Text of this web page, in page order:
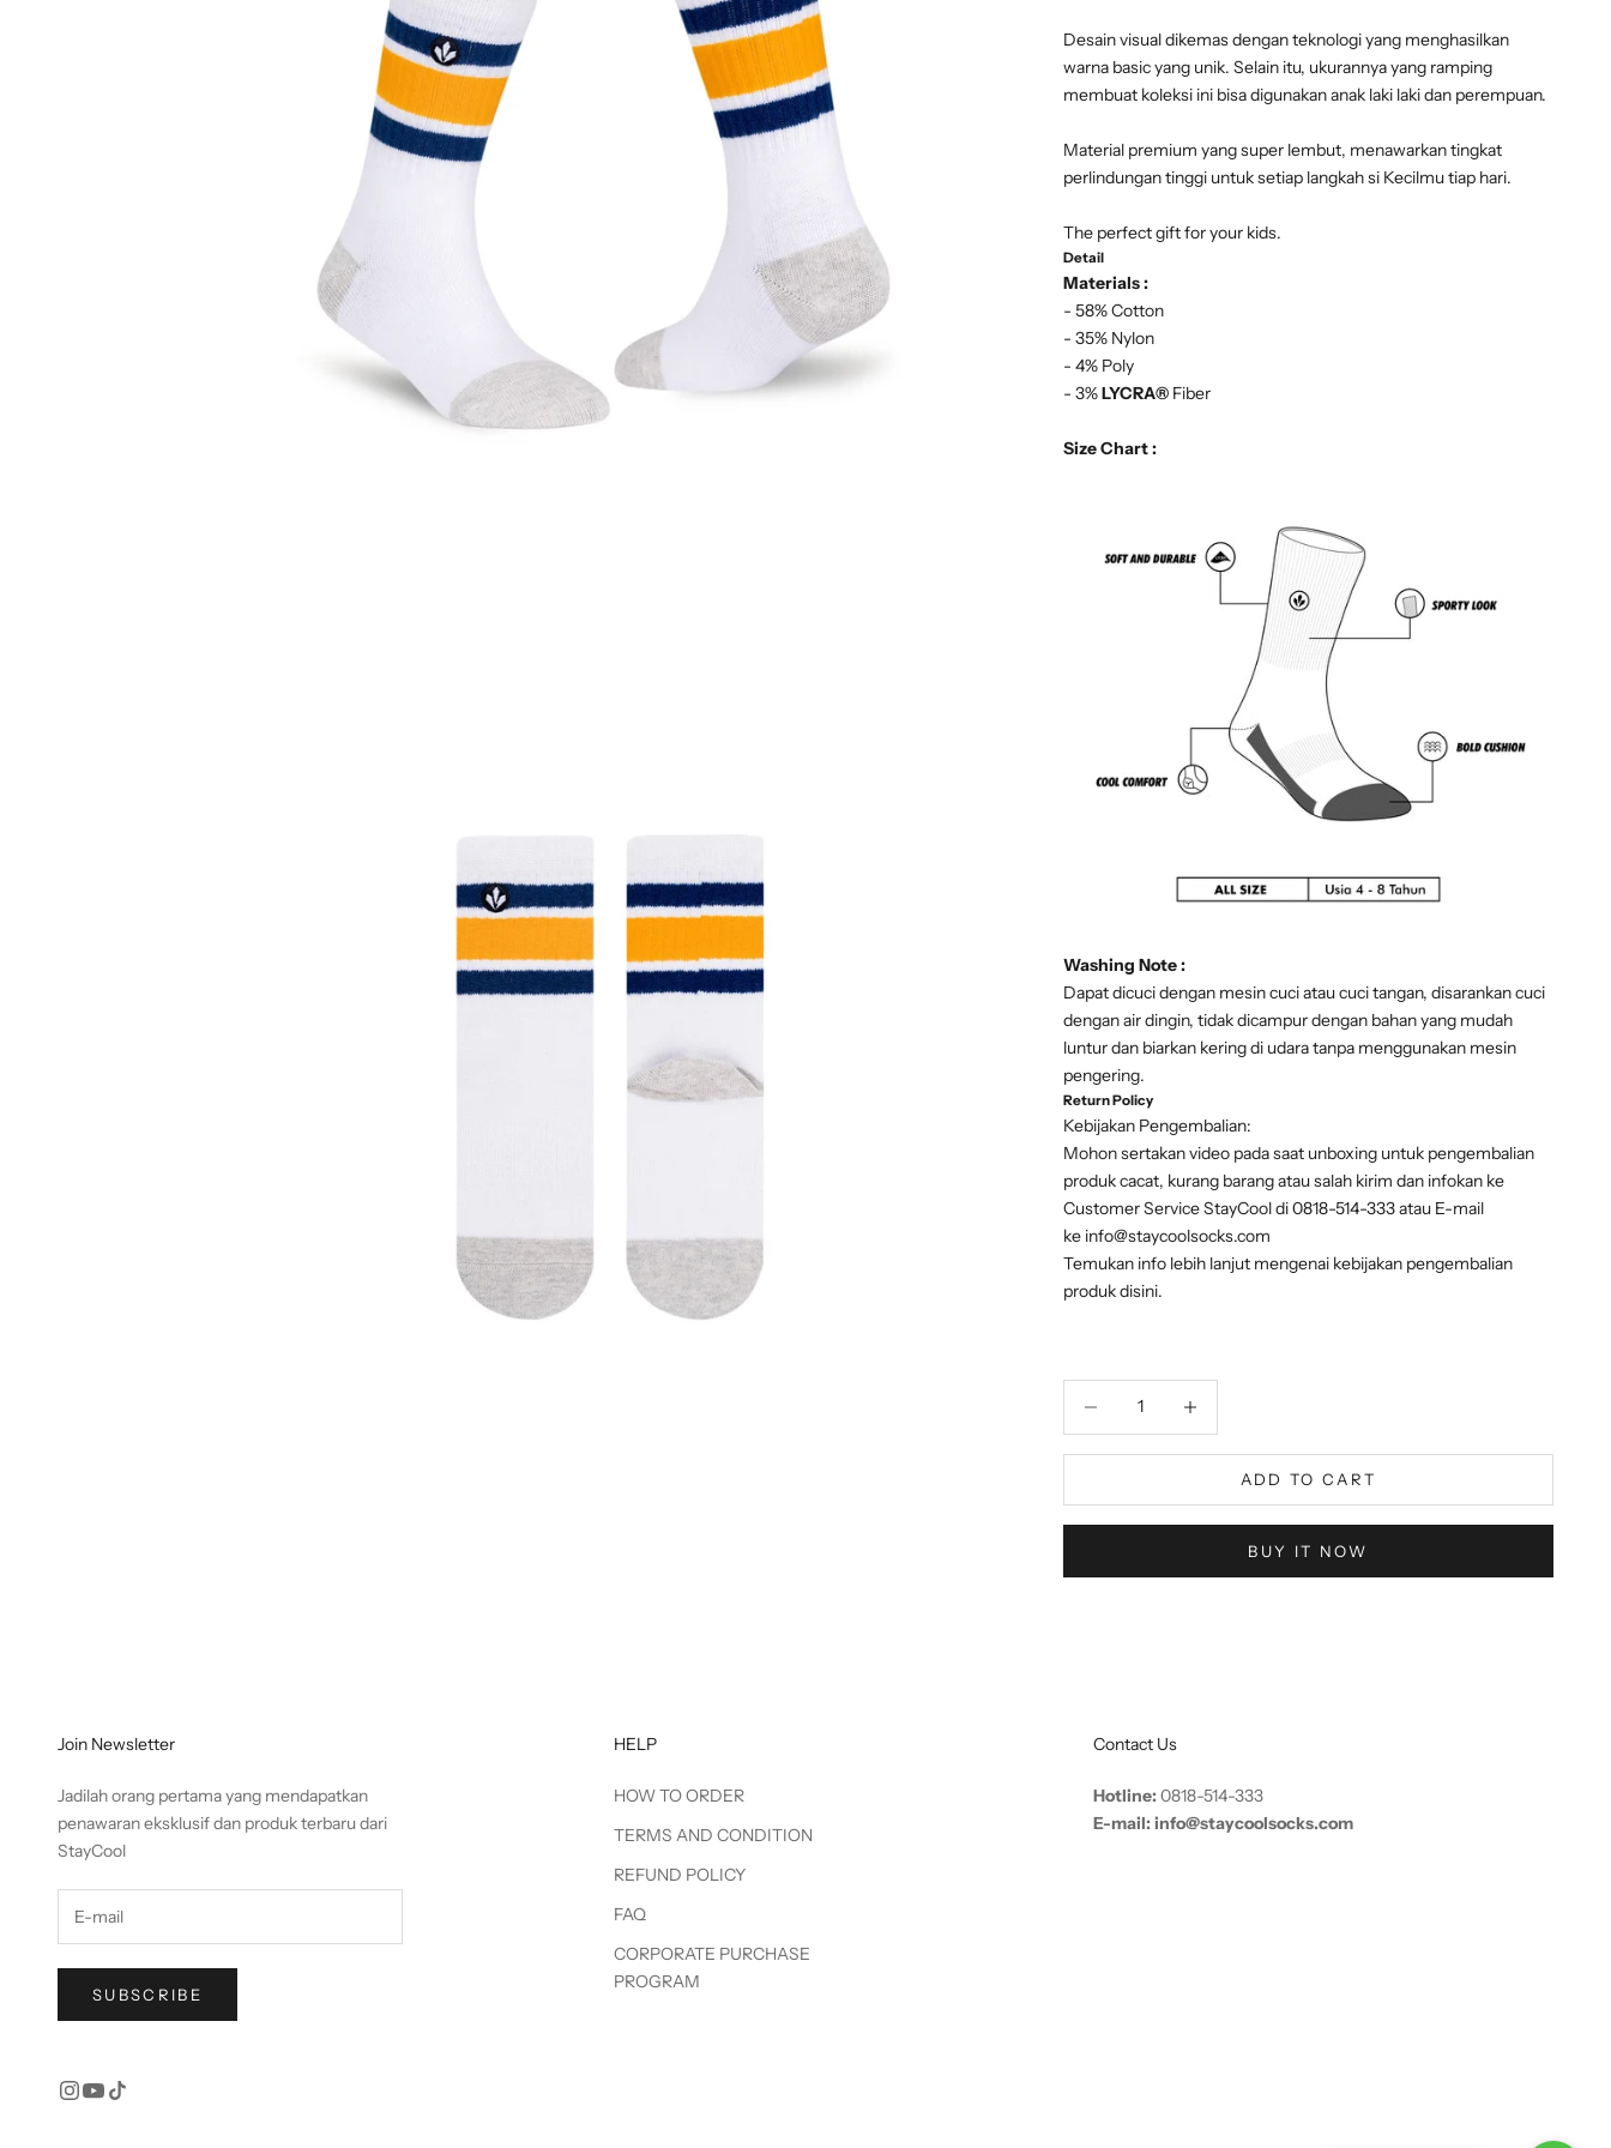
Desain visual dikemas dengan teknologi yang menghasilkan
warna basic yang unik. Selain itu, ukurannya yang ramping
membuat koleksi ini bisa digunakan anak laki laki dan perempuan.
Material premium yang super lembut, menawarkan tingkat
perlindungan tinggi untuk setiap langkah si Kecilmu tiap hari.
The perfect gift for your kids.
Detail
Materials :
- 58% Cotton
- 35% Nylon
- 4% Poly
- 3%LYCRA® Fiber
Size Chart :
Washing Note :
Dapat dicuci dengan mesin cuci atau cuci tangan, disarankan cuci
dengan air dingin, tidak dicampur dengan bahan yang mudah
luntur dan biarkan kering di udara tanpa menggunakan mesin
pengering.
Return Policy
Kebijakan Pengembalian:
Mohon sertakan video pada saat unboxing untuk pengembalian
produk cacat, kurang barang atau salah kirim dan infokan ke
Customer Service StayCool di 0818-514-333 atau E-mail
ke info@staycoolsocks.com
Temukan info lebih lanjut mengenai kebijakan pengembalian
produkdisini.
ADD TO CART
BUY IT NOW
Join Newsletter
Jadilah orang pertama yang mendapatkan
penawaran eksklusif dan produk terbaru dari
StayCool
SUBSCRIBE
HELP
HOW TO ORDER
TERMS AND CONDITION
REFUND POLICY
FAQ
CORPORATE PURCHASE
PROGRAM
Contact Us
Hotline:0818-514-333
E-mail: info@staycoolsocks.com